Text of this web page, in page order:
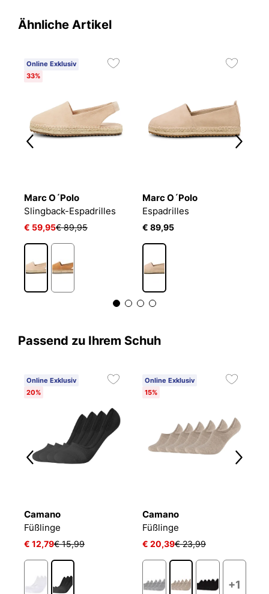
Ähnliche Artikel
Online Exklusiv
33%
Marc O´Polo
Slingback-Espadrilles
€ 59,95€ 89,95
Marc O´Polo
Espadrilles
€ 89,95
Passend zu Ihrem Schuh
Online Exklusiv
20%
Camano
Füßlinge
€ 12,79€ 15,99
Online Exklusiv
15%
Camano
Füßlinge
€ 20,39€ 23,99
+1